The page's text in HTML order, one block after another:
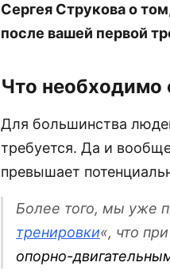
Сергея Струкова о
после вашей первой
Что необходимо
Для большинства
требуется. Да и
превышает
Более того, мы уже
тренировки«, что
опорно-